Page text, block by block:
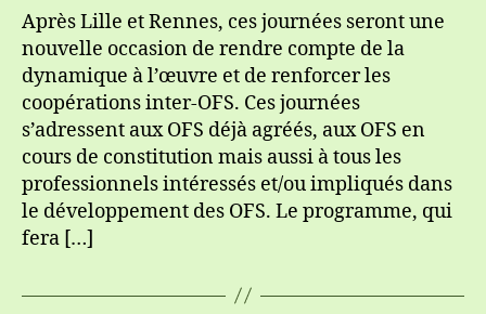
novembre
Après Lille et Rennes, ces journées seront une
nouvelle occasion de rendre compte de la
dynamique à l’œuvre et de renforcer les
coopérations inter-OFS. Ces journées
s’adressent aux OFS déjà agréés, aux OFS en
cours de constitution mais aussi à tous les
professionnels intéressés et/ou impliqués dans
le développement des OFS. Le programme, qui
fera […]